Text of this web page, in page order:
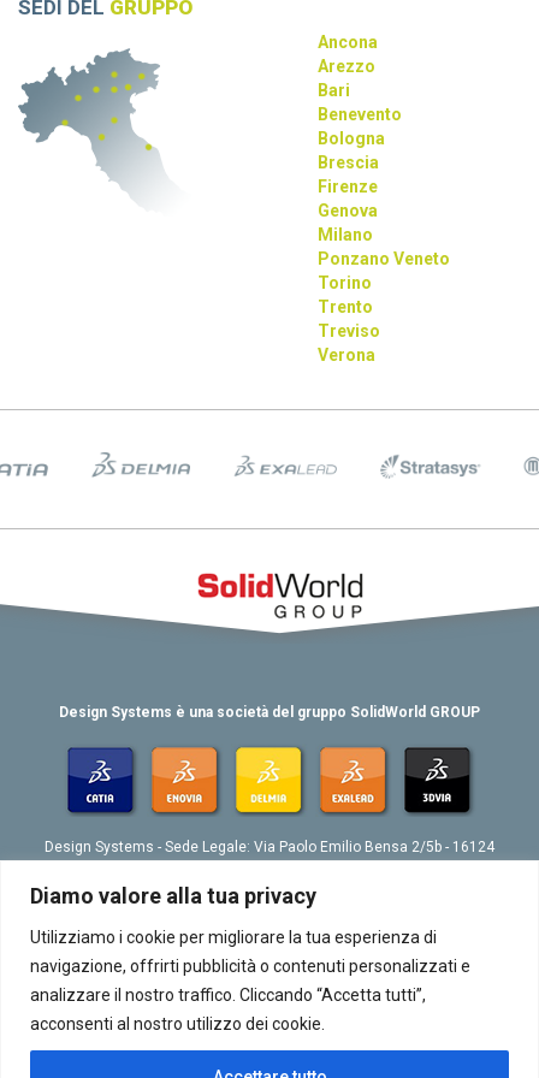
Diamo valore alla tua privacy
Utilizziamo i cookie per migliorare la tua esperienza di
navigazione, offrirti pubblicità o contenuti personalizzati e
analizzare il nostro traffico. Cliccando “Accetta tutti”,
acconsenti al nostro utilizzo dei cookie.
SEDI DEL GRUPPO
Ancona
Arezzo
Bari
Benevento
Bologna
Brescia
Firenze
Genova
Milano
Ponzano Veneto
Torino
Trento
Treviso
Verona
Design Systems è una società del gruppo SolidWorld GROUP
Design Systems - Sede Legale: Via Paolo Emilio Bensa 2/5b - 16124
Tel. 039 010 4074802 - Fax 039 010 4073276 - Email:
info@designsystemsplm.it
P. IVA 01566570998